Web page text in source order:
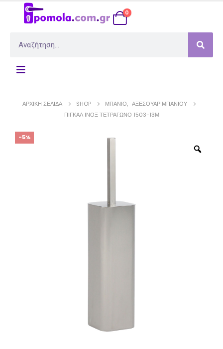
0
ΑΡΧΙΚΉ ΣΕΛΊΔΑ SHOP ΜΠΆΝΙΟ, ΑΞΕΣΟΥΆΡ ΜΠΆΝΙΟΥ
ΠΙΓΚΆΛ ΊΝΟΞ ΤΕΤΡΆΓΩΝΟ 1503-13Μ
-5%